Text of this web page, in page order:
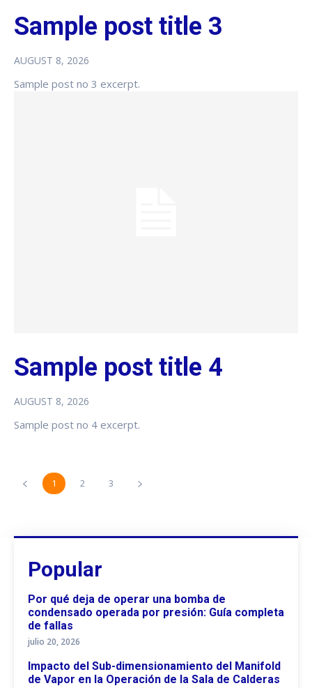
Sample post title 3
AUGUST 8, 2026
Sample post no 3 excerpt.
Sample post title 4
AUGUST 8, 2026
Sample post no 4 excerpt.
1 2 3
Popular
Por qué deja de operar una bomba de
condensado operada por presión: Guía completa
de fallas
julio 20, 2026
Impacto del Sub-dimensionamiento del Manifold
de Vapor en la Operación de la Sala de Calderas